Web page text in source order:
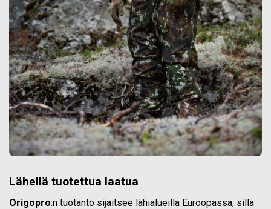
Lähellä tuotettua laatua
Origopro:n tuotanto sijaitsee lähialueilla Euroopassa, sillä